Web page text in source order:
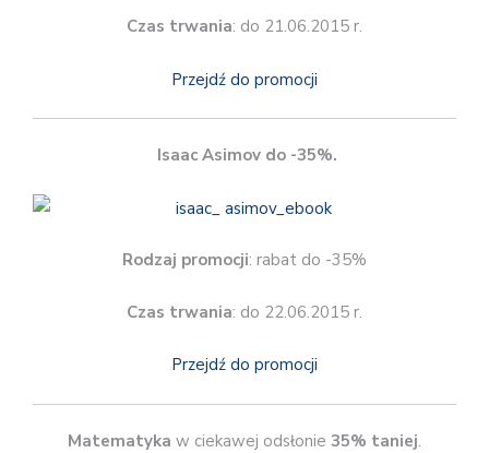
Czas trwania: do 21.06.2015 r.
Przejdź do promocji
Isaac Asimov do -35%.
Rodzaj promocji: rabat do -35%
Czas trwania: do 22.06.2015 r.
Przejdź do promocji
Matematyka w ciekawej odsłonie 35% taniej.